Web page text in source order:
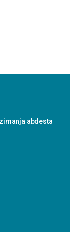
abdesta